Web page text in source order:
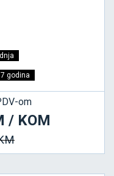
godina
om
/ KOM